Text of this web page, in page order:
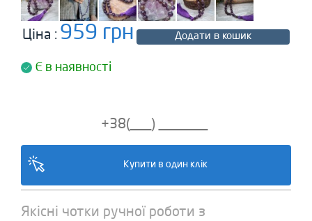
Ціна : 959 грн Додати в кошик
Є в наявності
Якісні чотки ручної роботи з